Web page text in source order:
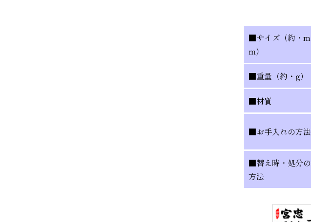
■サイズ（約・m
m）
■重量（約・g）
■材質
■お手入れの方法
■替え時・処分の
方法